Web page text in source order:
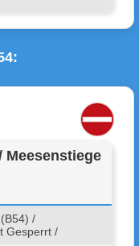
Meesenstiege
/
Gesperrt /